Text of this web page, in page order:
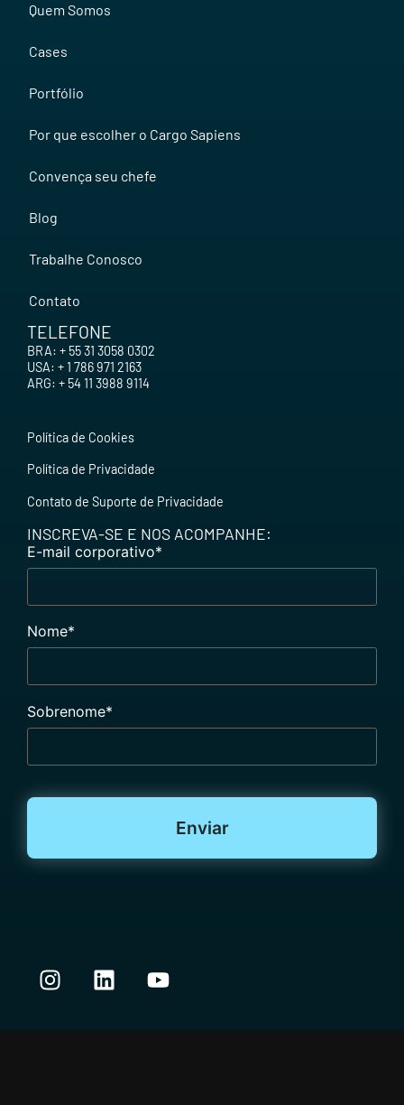
Quem Somos
Cases
Portfólio
Por que escolher o Cargo Sapiens
Convença seu chefe
Blog
Trabalhe Conosco
Contato
TELEFONE
BRA: + 55 31 3058 0302
USA: + 1 786 971 2163
ARG: + 54 11 3988 9114
Política de Cookies
Política de Privacidade
Contato de Suporte de Privacidade
INSCREVA-SE E NOS ACOMPANHE:
E-mail corporativo*
Nome*
Sobrenome*